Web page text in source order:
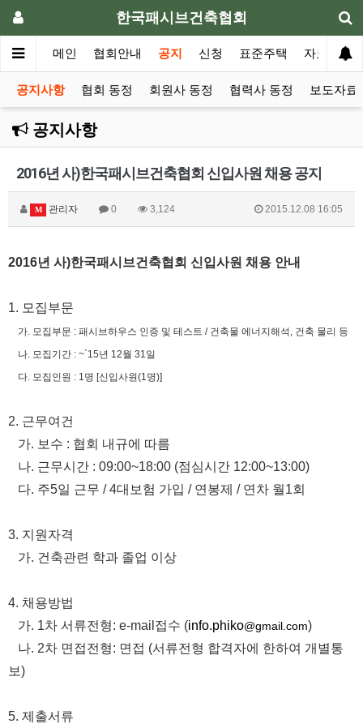
한국패시브건축협회
메인 협회안내 공지 신청 표준주택 자료실
공지사항 협회 동정 회원사 동정 협력사 동정 보도자료
공지사항
2016년 사)한국패시브건축협회 신입사원 채용 공지
M 관리자 0 3,124 2015.12.08 16:05
2016년 사)한국패시브건축협회 신입사원 채용 안내
1. 모집부문
가. 모집부문 : 패시브하우스 인증 및 테스트 / 건축물 에너지해석, 건축 물리 등
나. 모집기간 : ~`15년 12월 31일
다. 모집인원 : 1명 [신입사원(1명)]
2. 근무여건
가. 보수 : 협회 내규에 따름
나. 근무시간 : 09:00~18:00 (점심시간 12:00~13:00)
다. 주5일 근무 / 4대보험 가입 / 연봉제 / 연차 월1회
3. 지원자격
가. 건축관련 학과 졸업 이상
4. 채용방법
가. 1차 서류전형: e-mail접수 (info.phiko@gmail.com)
나. 2차 면접전형: 면접 (서류전형 합격자에 한하여 개별통
보)
5. 제출서류